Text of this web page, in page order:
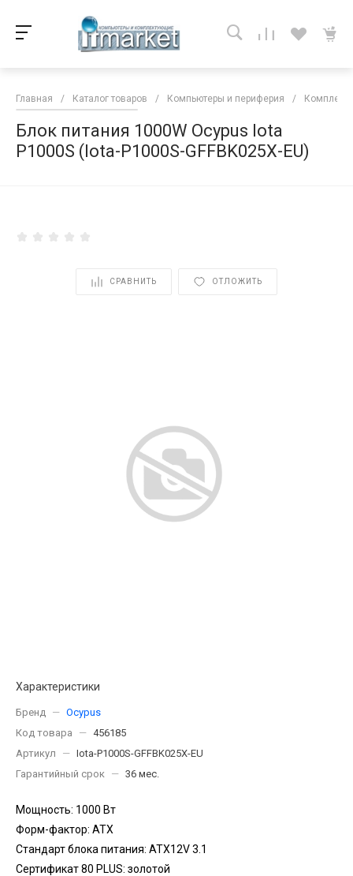
Главная / Каталог товаров / Компьютеры и периферия /
Блок питания 1000W Ocypus Iota
P1000S (Iota-P1000S-GFFBK025X-EU)
СРАВНИТЬ ОТЛОЖИТЬ
Характеристики
Бренд — Ocypus
Код товара
— 456185
Артикул
— Iota-P1000S-GFFBK025X-EU
Гарантийный срок
— 36 мес.
Мощность: 1000 Вт
Форм-фактор: ATX
Стандарт блока питания: ATX12V 3.1
Сертификат 80 PLUS: золотой